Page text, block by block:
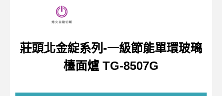
莊頭北金綻系列-一級節能單環玻璃
檯面爐 TG-8507G